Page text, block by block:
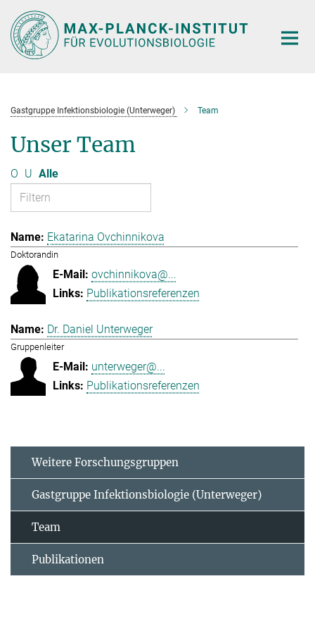
Hauptinhalt
Gastgruppe Infektionsbiologie (Unterweger) Team
Unser Team
O U Alle
Ekatarina Ovchinnikova
Doktorandin
ovchinnikova@...
Publikationsreferenzen
Dr. Daniel Unterweger
Gruppenleiter
unterweger@...
Publikationsreferenzen
Weitere Forschungsgruppen
Gastgruppe Infektionsbiologie (Unterweger)
Team
Publikationen